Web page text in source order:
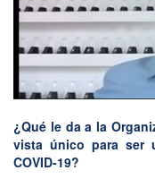
¿Qué le da a la
vista único para ser
COVID-19?